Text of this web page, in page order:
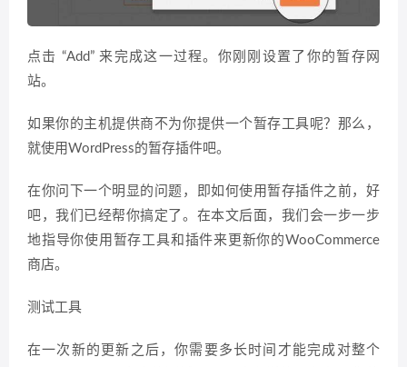
点击 “Add” 来完成这一过程。你刚刚设置了你的暂存网
站。
如果你的主机提供商不为你提供一个暂存工具呢？那么，
就使用WordPress的暂存插件吧。
在你问下一个明显的问题，即如何使用暂存插件之前，好
吧，我们已经帮你搞定了。在本文后面，我们会一步一步
地指导你使用暂存工具和插件来更新你的WooCommerce
商店。
测试工具
在一次新的更新之后，你需要多长时间才能完成对整个